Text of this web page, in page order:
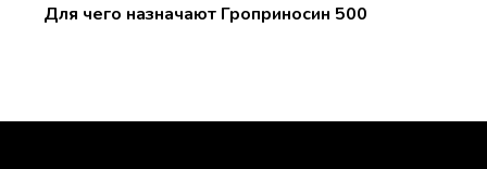
Для чего назначают Гроприносин 500